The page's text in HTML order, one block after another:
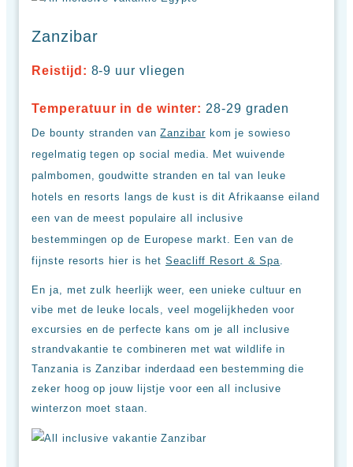
Zanzibar
Reistijd: 8-9 uur vliegen
Temperatuur in de winter: 28-29 graden
De bounty stranden vanZanzibarkom je sowieso
regelmatig tegen op social media. Met wuivende
palmbomen, goudwitte stranden en tal van leuke
hotels en resorts langs de kust is dit Afrikaanse eiland
een van de meest populaire all inclusive
bestemmingen op de Europese markt. Een van de
fijnste resorts hier is hetSeacliff Resort & Spa
En ja, met zulk heerlijk weer, een unieke cultuur en
vibe met de leuke locals, veel mogelijkheden voor
excursies en de perfecte kans om je all inclusive
strandvakantie te combineren met wat wildlife in
Tanzania is Zanzibar inderdaad een bestemming die
zeker hoog op jouw lijstje voor een all inclusive
winterzon moet staan.